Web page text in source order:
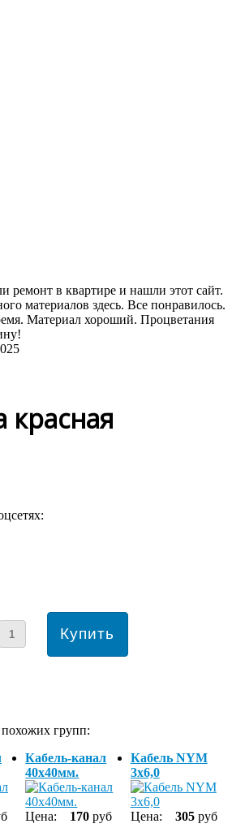
ремонт в квартире и нашли этот сайт.
материалов здесь. Все понравилось.
Материал хороший. Процветания
красная
групп:
Кабель-канал
40х40мм.
Цена: 170 руб
Кабель NYM
3х6,0
Цена: 305руб